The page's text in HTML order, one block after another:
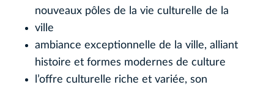
nouveaux pôles de la vie culturelle de la
ville
ambiance exceptionnelle de la ville, alliant
histoire et formes modernes de culture
l’offre culturelle riche et variée, son